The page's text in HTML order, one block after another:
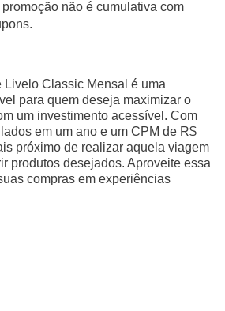
promoção não é cumulativa com
Livelo Classic Mensal é uma
para quem deseja maximizar o
um investimento acessível. Com
em um ano e um CPM de R$
próximo de realizar aquela viagem
produtos desejados. Aproveite essa
compras em experiências